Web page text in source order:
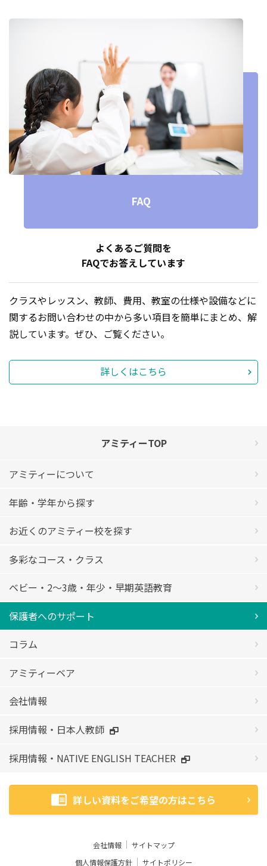
FAQ
よくあるご質問を
FAQでお答えしています
クラスやレッスン、教師、費用、教室の仕様や設備などに
関するお問い合わせの中から多い項目を簡単にまとめ、解
説しています。ぜひ、ご覧ください。
詳しくはこちら
アミティーTOP
アミティーについて
年齢・学年から探す
お近くのアミティー校を探す
多彩なコース・クラス
ベビー・2〜3歳・年少・早期英語教育
保護者へのサポート
コラム
アミティーベア
会社情報
採用情報・日本人教師
採用情報・NATIVE ENGLISH TEACHER
詳しい資料をご希望の方はこちら
会社情報
サイトマップ
個人情報保護方針
サイトポリシー